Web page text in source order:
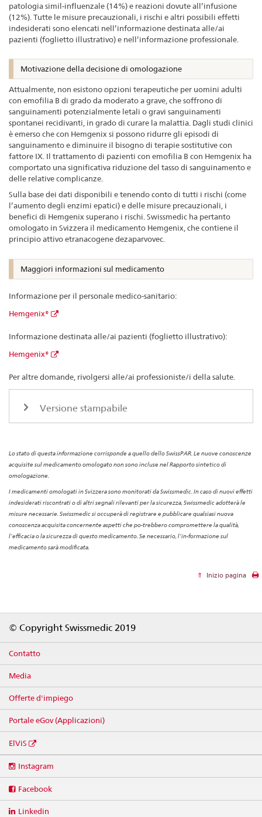
patologia simil-influenzale (14%) e reazioni dovute all’infusione
(12%). Tutte le misure precauzionali, i rischi e altri possibili effetti
indesiderati sono elencati nell’informazione destinata alle/ai
pazienti (foglietto illustrativo) e nell’informazione professionale.
Motivazione della decisione di omologazione
Attualmente, non esistono opzioni terapeutiche per uomini adulti
con emofilia B di grado da moderato a grave, che soffrono di
sanguinamenti potenzialmente letali o gravi sanguinamenti
spontanei recidivanti, in grado di curare la malattia. Dagli studi clinici
è emerso che con Hemgenix si possono ridurre gli episodi di
sanguinamento e diminuire il bisogno di terapie sostitutive con
fattore IX. Il trattamento di pazienti con emofilia B con Hemgenix ha
comportato una significativa riduzione del tasso di sanguinamento e
delle relative complicanze.
Sulla base dei dati disponibili e tenendo conto di tutti i rischi (come
l’aumento degli enzimi epatici) e delle misure precauzionali, i
benefici di Hemgenix superano i rischi. Swissmedic ha pertanto
omologato in Svizzera il medicamento Hemgenix, che contiene il
principio attivo etranacogene dezaparvovec.
Maggiori informazioni sul medicamento
Informazione per il personale medico-sanitario:
Hemgenix®
Informazione destinata alle/ai pazienti (foglietto illustrativo):
Hemgenix®
Per altre domande, rivolgersi alle/ai professioniste/i della salute.
Versione stampabile
Lo stato di questa informazione corrisponde a quello dello SwissPAR. Le nuove conoscenze
acquisite sul medicamento omologato non sono incluse nel Rapporto sintetico di
omologazione.
I medicamenti omologati in Svizzera sono monitorati da Swissmedic. In caso di nuovi effetti
indesiderati riscontrati o di altri segnali rilevanti per la sicurezza, Swissmedic adotterà le
misure necessarie. Swissmedic si occuperà di registrare e pubblicare qualsiasi nuova
conoscenza acquisita concernente aspetti che po-trebbero compromettere la qualità,
l’efficacia o la sicurezza di questo medicamento. Se necessario, l’in-formazione sul
medicamento sarà modificata.
Inizio pagina
© Copyright Swissmedic 2019
Contatto
Media
Offerte d'impiego
Portale eGov (Applicazioni)
ElViS
media
Instagram
Facebook
Linkedin